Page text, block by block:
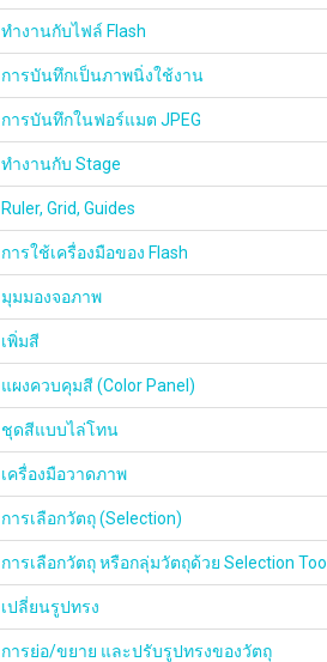
ทำงานกับไฟล์ Flash
การบันทึกเป็นภาพนิ่งใช้งาน
การบันทึกในฟอร์แมต JPEG
ทำงานกับ Stage
Ruler, Grid, Guides
การใช้เครื่องมือของ Flash
มุมมองจอภาพ
เพิ่มสี
แผงควบคุมสี (Color Panel)
ชุดสีแบบไล่โทน
เครื่องมือวาดภาพ
การเลือกวัตถุ (Selection)
การเลือกวัตถุ หรือกลุ่มวัตถุด้วย Selection Tool
เปลี่ยนรูปทรง
การย่อ/ขยาย และปรับรูปทรงของวัตถุ